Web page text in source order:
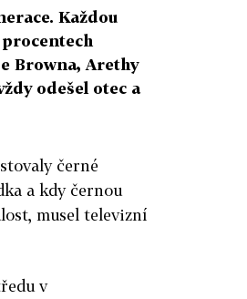
Každou
Browna, Arethy
odešel otec a
černé
a kdy černou
musel televizní
v